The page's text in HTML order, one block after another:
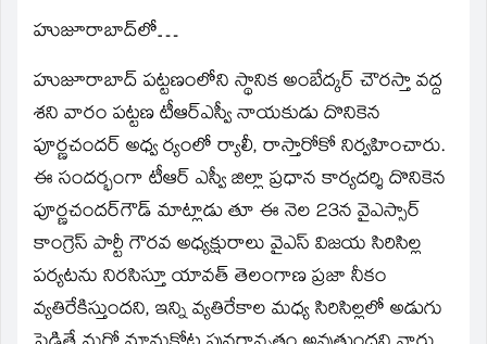
హుజూరాబాద్‌లో…
హుజూరాబాద్‌ పట్టణంలోని స్థానిక అంబేద్కర్‌ చౌరస్తా వద్ద
శని వారం పట్టణ టీఆర్‌ఎస్వీ నాయకుడు దొనికెన
పూర్ణచందర్‌ అధ్వ ర్యంలో ర్యాలీ, రాస్తారోకో నిర్వహించారు.
ఈ సందర్భంగా టీఆర్‌ ఎస్వీ జిల్లా ప్రధాన కార్యదర్శి దొనికెన
పూర్ణచందర్‌గౌడ్‌ మాట్లాడు తూ ఈ నెల 23న వైఎస్సార్‌
కాంగ్రెస్‌ పార్టీ గౌరవ అధ్యక్షురాలు వైఎస్‌ విజయ సిరిసిల్ల
పర్యటను నిరసిస్తూ యావత్‌ తెలంగాణ ప్రజా నీకం
వ్యతిరేకిస్తుందని, ఇన్ని వ్యతిరేకాల మధ్య సిరిసిల్లలో అడుగు